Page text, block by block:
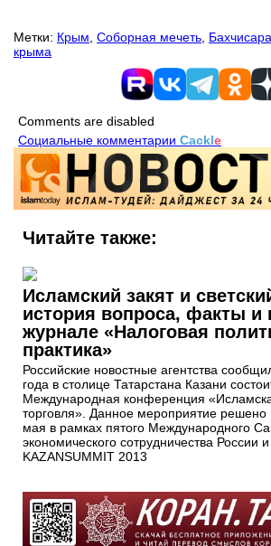
Метки: Крым Соборная мечеть
крыма
Comments are disabled
Социальные комментарии Cackle
Читайте также:
Исламский закят и
история вопроса, факты
журнале «Налоговая
практика»
Российские новостные агентства
года в столице Татарстана Казани
Международная конференция
торговля». Данное мероприятие решено
мая в рамках пятого Международного
экономического сотрудничества России
KAZANSUMMIT 2013